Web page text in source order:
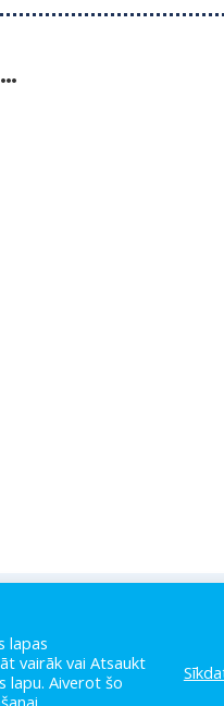
PRIVĀTUMA
POLITIKA
lapas
vairāk vai Atsaukt
lapu. Aiverot šo